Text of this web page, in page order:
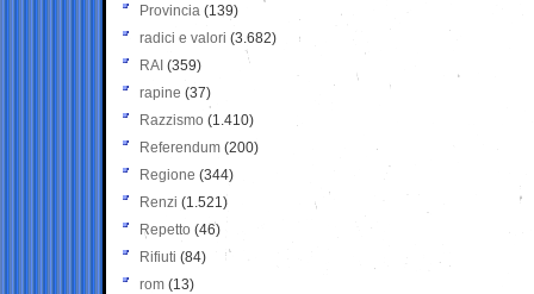
Provincia (139)
radici e valori (3.682)
RAI (359)
rapine (37)
Razzismo (1.410)
Referendum (200)
Regione (344)
Renzi (1.521)
Repetto (46)
Rifiuti (84)
rom (13)